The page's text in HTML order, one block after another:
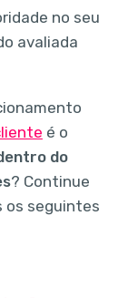
no seu
avaliada
é o
do
? Continue
os seguintes